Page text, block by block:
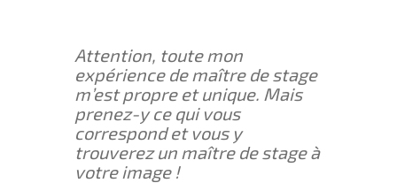
Attention, toute mon
expérience de maître de stage
m’est propre et unique. Mais
prenez-y ce qui vous
correspond et vous y
trouverez un maître de stage à
votre image !